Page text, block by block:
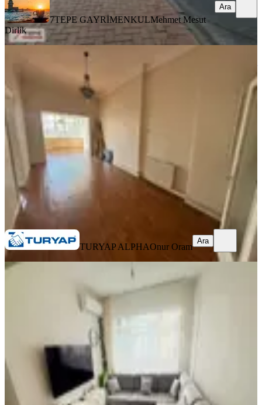
7TEPE GAYRİMENKULMehmet Mesut
Dirlik
Ara
Fatih Haseki' De Cadde Üzeri Ara Kat
Çok Geniş 3+1 Kiralık Daire
Fatih, Aksaray Mahallesi
3+1·
45.000 ₺
TURYAP ALPHAOnur Oram
Ara
TURYAP ALPHAOnur Oram
Ara
YENİ
Haseki Tramway Durağına 1 Dakika
Yürüme Mesafesinde 2+1 Daire
Fatih, Molla Gürani Mahallesi
· 80 m²
35.000 ₺